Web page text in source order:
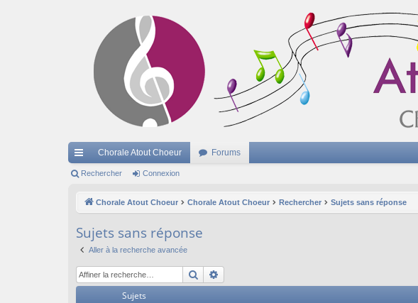
cc
pi
Chorale Atout Choeur Forums
Rechercher Connexion
Chorale Atout Choeur Chorale Atout Choeur Rechercher Sujets sans réponse
Sujets sans réponse
Aller à la recherche avancée
Rechercher
Sujets